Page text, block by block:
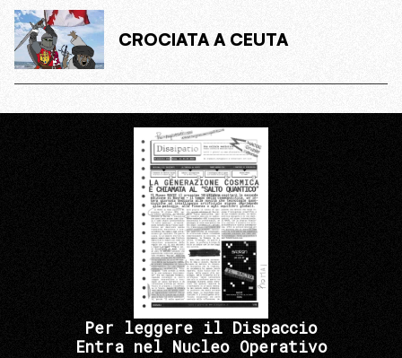
CROCIATA A CEUTA
Per leggere il Dispaccio
Entra nel Nucleo Operativo